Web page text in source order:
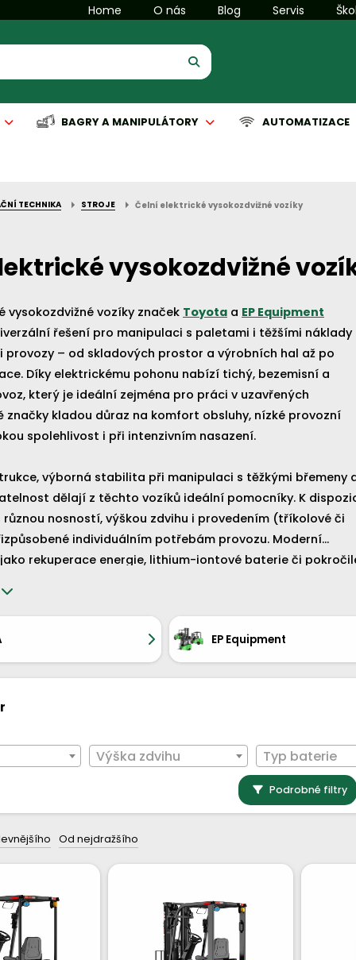
Home O nás Blog Servis
BAGRY A MANIPULÁTORY AUTOMATIZACE
TECHNIKA STROJE Čelní elektrické vysokozdvižné vozíky
vysokozdvižné
vysokozdvižné vozíky značek Toyota a
EP Equipment
řešení pro manipulaci s paletami i těžšími náklady
provozy – od skladových prostor a výrobních hal až po
pohonu nabízí tichý, bezemisní a
který je ideální zejména pro práci v uzavřených
náklady a vysokou spolehlivost i při intenzivním nasazení.
výborná stabilita při manipulaci s těžkými břemeny
ideální pomocníky. K dispozici
nosností, výškou zdvihu i provedením (tříkolové či
individuálním potřebám provozu. Moderní
lithium-iontové baterie či pokročilé
– posouvají elektrické čelní vozíky Toyota a EP
EP Equipment
Výška zdvihu Typ baterie
Podrobné filtry
Od nejdražšího